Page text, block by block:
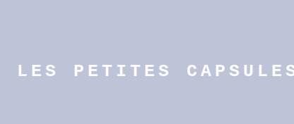
LES PETITES